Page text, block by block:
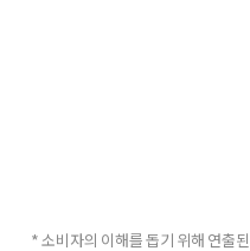
* 소비자의 이해를 돕기 위해 연출